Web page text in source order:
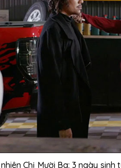
Chị Mười Ba: 3 ngày